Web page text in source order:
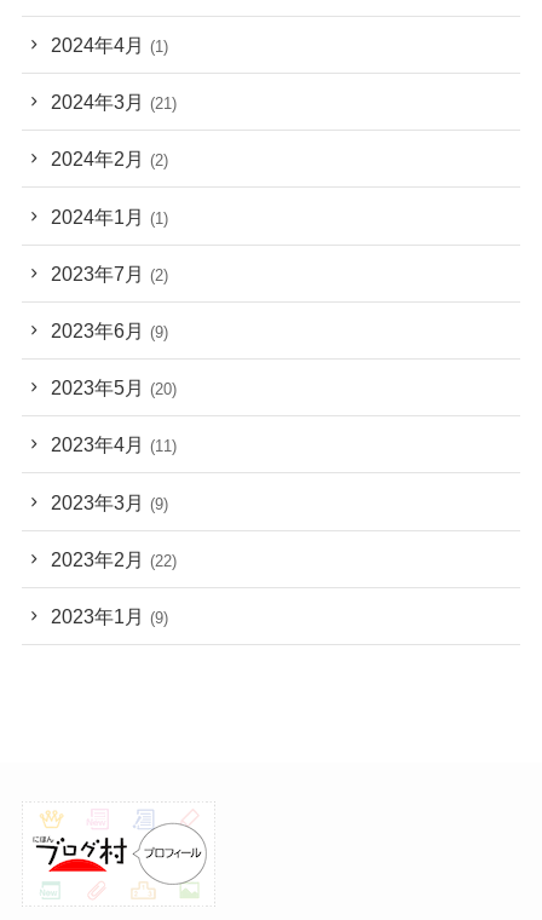
2024年4月 (1)
2024年3月 (21)
2024年2月 (2)
2024年1月 (1)
2023年7月 (2)
2023年6月 (9)
2023年5月 (20)
2023年4月 (11)
2023年3月 (9)
2023年2月 (22)
2023年1月 (9)